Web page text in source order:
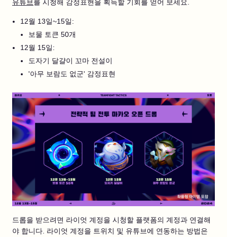
유튜브를 시청해 감정표현을 획득할 기회를 얻어 보세요.
12월 13일~15일:
보물 토큰 50개
12월 15일:
도자기 달걀이 꼬마 전설이
'아무 보람도 없군' 감정표현
드롭을 받으려면 라이엇 계정을 시청할 플랫폼의 계정과 연결해
야 합니다. 라이엇 계정을 트위치 및 유튜브에 연동하는 방법은